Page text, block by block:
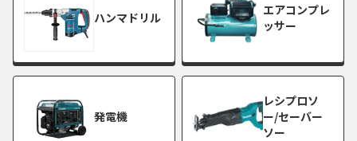
ハンマドリル
エアコンプレ
ッサー
発電機
レシプロソ
ー/セーバー
ソー